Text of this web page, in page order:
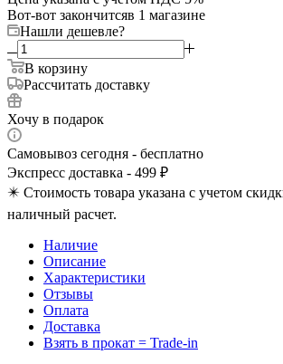
Вот-вот закончитсяв 1 магазине
Нашли дешевле?
В корзину
Рассчитать доставку
Хочу в подарок
Самовывоз сегодня - бесплатно
Экспресс доставка - 499 ₽
✴️ Стоимость товара указана с учетом
наличный расчет.
Наличие
Описание
Характеристики
Отзывы
Оплата
Доставка
Взять в прокат = Trade-in